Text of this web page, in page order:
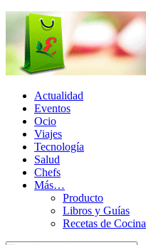
Actualidad
Eventos
Ocio
Viajes
Tecnología
Salud
Chefs
Más…
Producto
Libros y Guías
Recetas de Cocina